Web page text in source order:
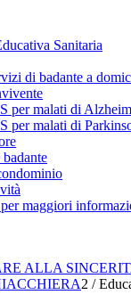
Sanitaria
di badante a
per malati di
per malati di
maggiori
ALLA
2 /